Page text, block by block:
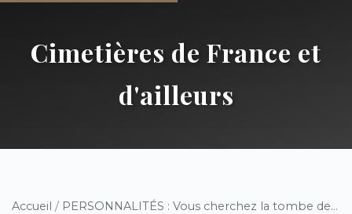
Cimetières de France et
d'ailleurs
Accueil / PERSONNALITÉS : Vous cherchez la tombe de...